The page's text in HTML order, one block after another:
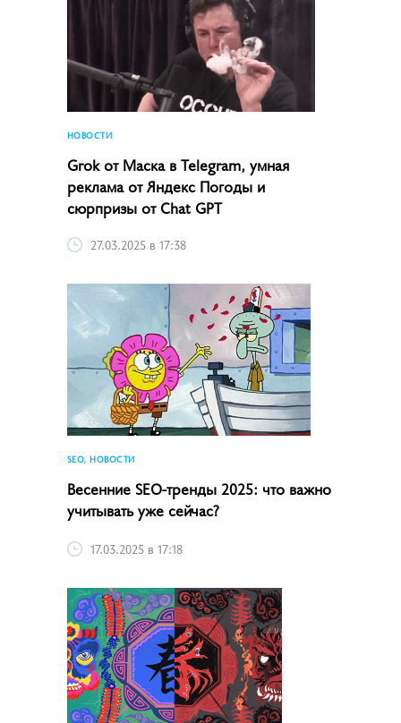
НОВОСТИ
Grok от Маска в Telegram, умная
реклама от Яндекс Погоды и
сюрпризы от Chat GPT
27.03.2025 в 17:38
SEO, НОВОСТИ
Весенние SEO-тренды 2025: что важно
учитывать уже сейчас?
17.03.2025 в 17:18